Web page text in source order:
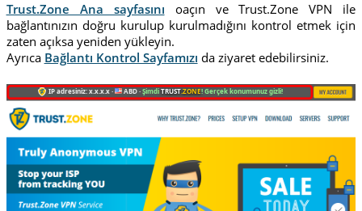
Trust.Zone Ana sayfasını oaçın ve Trust.Zone VPN ile
bağlantınızın doğru kurulup kurulmadığını kontrol etmek için
zaten açıksa yeniden yükleyin.
Ayrıca Bağlantı Kontrol Sayfamızı da ziyaret edebilirsiniz.
IP adresiniz: x.x.x.x · ABD ·ŞimdiTRUST.ZONE! Gerçek konumunuz gizli!